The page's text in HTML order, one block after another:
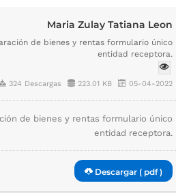
Maria Zulay Tatiana Leon
de bienes y rentas formulario único
entidad receptora.
324 Descargas 223.01 KB 05-04-2022
de bienes y rentas formulario único
entidad receptora.
Descargar ( pdf )